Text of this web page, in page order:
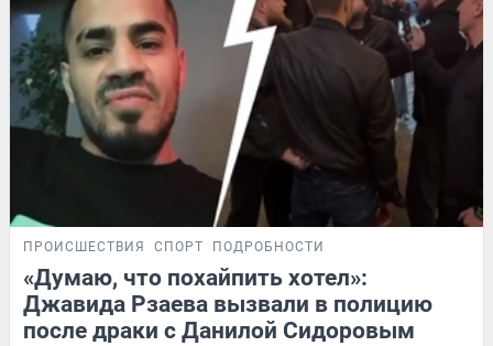
ПРОИСШЕСТВИЯ СПОРТ ПОДРОБНОСТИ
«Думаю, что похайпить хотел»:
Джавида Рзаева вызвали в полицию
после драки с Данилой Сидоровым